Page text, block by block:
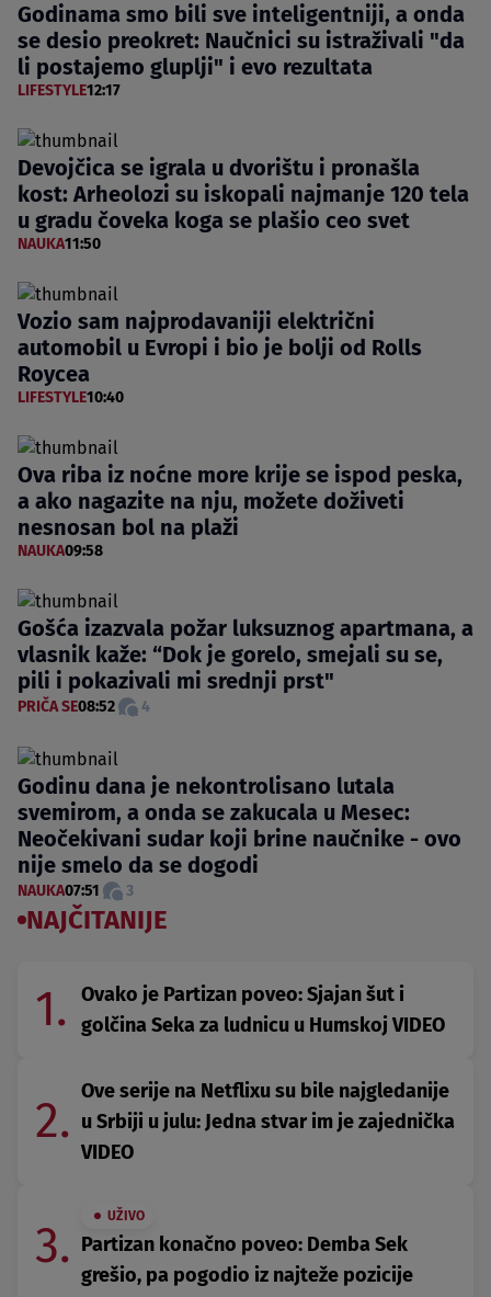
Godinama smo bili sve inteligentniji, a onda
se desio preokret: Naučnici su istraživali "da
li postajemo gluplji" i evo rezultata
LIFESTYLE12:17
Devojčica se igrala u dvorištu i pronašla
kost: Arheolozi su iskopali najmanje 120 tela
u gradu čoveka koga se plašio ceo svet
NAUKA11:50
Vozio sam najprodavaniji električni
automobil u Evropi i bio je bolji od Rolls
Roycea
LIFESTYLE10:40
Ova riba iz noćne more krije se ispod peska,
a ako nagazite na nju, možete doživeti
nesnosan bol na plaži
NAUKA09:58
Gošća izazvala požar luksuznog apartmana, a
vlasnik kaže: “Dok je gorelo, smejali su se,
pili i pokazivali mi srednji prst"
PRIČA SE08:52 4
Godinu dana je nekontrolisano lutala
svemirom, a onda se zakucala u Mesec:
Neočekivani sudar koji brine naučnike - ovo
nije smelo da se dogodi
NAUKA07:51 3
NAJČITANIJE
1.
Ovako je Partizan poveo: Sjajan šut i
golčina Seka za ludnicu u Humskoj VIDEO
2.
Ove serije na Netflixu su bile najgledanije
u Srbiji u julu: Jedna stvar im je zajednička
VIDEO
3.
UŽIVO
Partizan konačno poveo: Demba Sek
grešio, pa pogodio iz najteže pozicije